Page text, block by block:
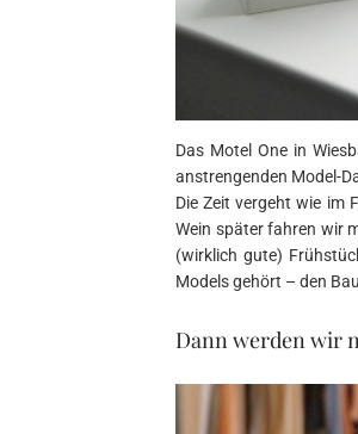
Das Motel One in
anstrengenden Model-
Die Zeit vergeht wie im
Wein später fahren wir
(wirklich gute)
Models gehört – den
Dann werden wir